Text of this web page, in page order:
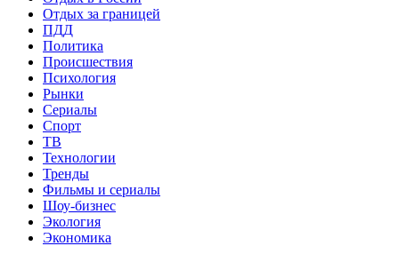
Отдых за границей
ПДД
Политика
Происшествия
Психология
Рынки
Сериалы
Спорт
ТВ
Технологии
Тренды
Фильмы и сериалы
Шоу-бизнес
Экология
Экономика